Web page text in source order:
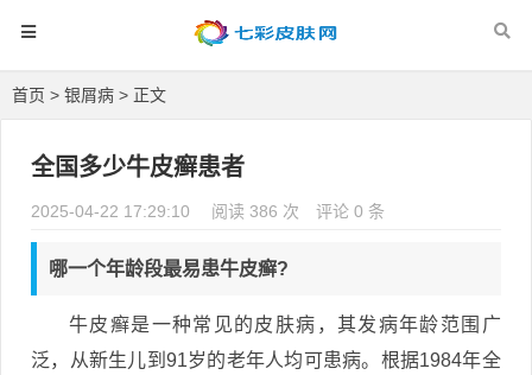
首页 > 银屑病 > 正文
全国多少牛皮癣患者
2025-04-22 17:29:10 阅读 386 次 评论 0 条
哪一个年龄段最易患牛皮癣?
牛皮癣是一种常见的皮肤病，其发病年龄范围广
泛，从新生儿到91岁的老年人均可患病。根据1984年全